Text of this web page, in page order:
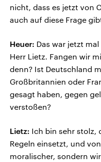
nicht, dass es jetzt von
auch auf diese Frage
Heuer: Das war jetzt
Herr Lietz. Fangen wir
denn? Ist Deutschland
Großbritannien oder
gesagt haben, gegen
verstoßen?
Lietz: Ich bin sehr stolz,
Regeln einsetzt, und
moralischer, sondern